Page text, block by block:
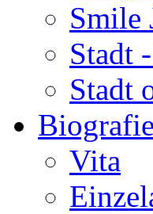
Smile
Stadt
Stadt
Biografie
Vita